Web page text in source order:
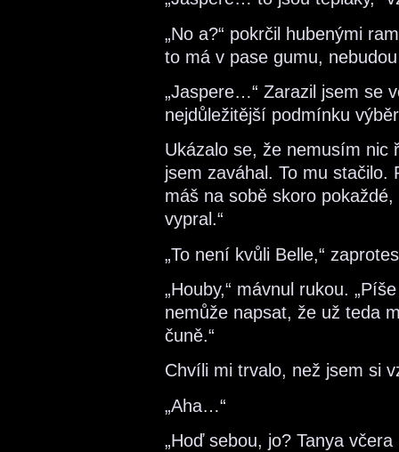
„No a?“ pokrčil hubenými
to má v pase gumu,
„Jaspere…“ Zarazil jsem se
nejdůležitější podmínku
Ukázalo se, že nemusím nic
jsem zaváhal. To mu stačilo.
máš na sobě skoro
vypral.“
„To není kvůli Belle,“
„Houby,“ mávnul rukou.
nemůže napsat, že už teda
čuně.“
Chvíli mi trvalo, než jsem si
„Aha…“
„Hoď sebou, jo? Tanya